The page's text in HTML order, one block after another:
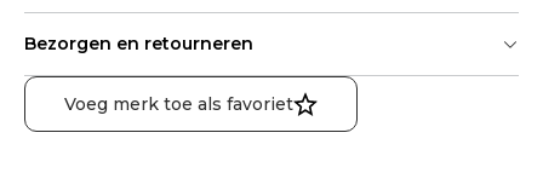
Bezorgen en retourneren
Voeg merk toe als favoriet